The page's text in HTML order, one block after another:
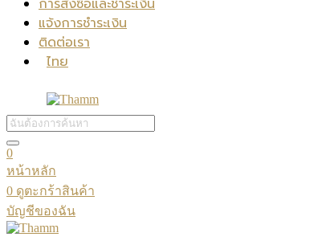
การสั่งซื้อและชำระเงิน
แจ้งการชำระเงิน
ติดต่อเรา
ไทย
0
หน้าหลัก
0 ดูตะกร้าสินค้า
บัญชีของฉัน